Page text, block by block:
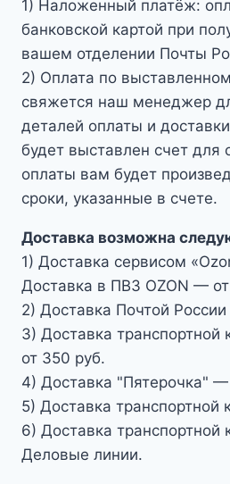
1) Наложенный платёж:
банковской картой при
вашем отделении Почты
2) Оплата по
свяжется наш менеджер
деталей оплаты и
будет выставлен счет для
оплаты вам будет
сроки, указанные в счете.
Доставка возможна
1) Доставка сервисом
Доставка в ПВЗ OZON —
2) Доставка Почтой
3) Доставка
от 350 руб.
4) Доставка "Пятерочка"
5) Доставка транспортной
6) Доставка транспортной
Деловые линии.